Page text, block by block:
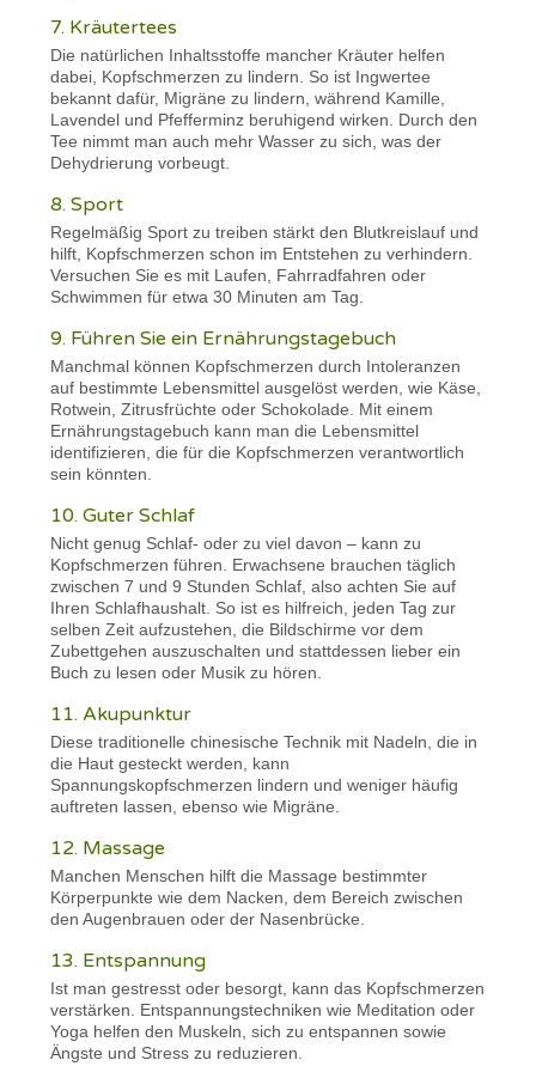
7. Kräutertees
Die natürlichen Inhaltsstoffe mancher Kräuter helfen
dabei, Kopfschmerzen zu lindern. So ist Ingwertee
bekannt dafür, Migräne zu lindern, während Kamille,
Lavendel und Pfefferminz beruhigend wirken. Durch den
Tee nimmt man auch mehr Wasser zu sich, was der
Dehydrierung vorbeugt.
8. Sport
Regelmäßig Sport zu treiben stärkt den Blutkreislauf und
hilft, Kopfschmerzen schon im Entstehen zu verhindern.
Versuchen Sie es mit Laufen, Fahrradfahren oder
Schwimmen für etwa 30 Minuten am Tag.
9. Führen Sie ein Ernährungstagebuch
Manchmal können Kopfschmerzen durch Intoleranzen
auf bestimmte Lebensmittel ausgelöst werden, wie Käse,
Rotwein, Zitrusfrüchte oder Schokolade. Mit einem
Ernährungstagebuch kann man die Lebensmittel
identifizieren, die für die Kopfschmerzen verantwortlich
sein könnten.
10. Guter Schlaf
Nicht genug Schlaf- oder zu viel davon – kann zu
Kopfschmerzen führen. Erwachsene brauchen täglich
zwischen 7 und 9 Stunden Schlaf, also achten Sie auf
Ihren Schlafhaushalt. So ist es hilfreich, jeden Tag zur
selben Zeit aufzustehen, die Bildschirme vor dem
Zubettgehen auszuschalten und stattdessen lieber ein
Buch zu lesen oder Musik zu hören.
11. Akupunktur
Diese traditionelle chinesische Technik mit Nadeln, die in
die Haut gesteckt werden, kann
Spannungskopfschmerzen lindern und weniger häufig
auftreten lassen, ebenso wie Migräne.
12. Massage
Manchen Menschen hilft die Massage bestimmter
Körperpunkte wie dem Nacken, dem Bereich zwischen
den Augenbrauen oder der Nasenbrücke.
13. Entspannung
Ist man gestresst oder besorgt, kann das Kopfschmerzen
verstärken. Entspannungstechniken wie Meditation oder
Yoga helfen den Muskeln, sich zu entspannen sowie
Ängste und Stress zu reduzieren.